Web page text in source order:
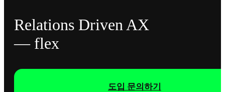
Relations Driven AX
— flex
도입 문의하기